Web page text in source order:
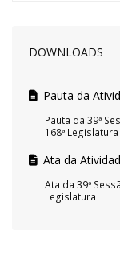
DOWNLOADS
Pauta da
Pauta da 39ª
168ª Legislatura
Ata da
Ata da 39ª
Legislatura